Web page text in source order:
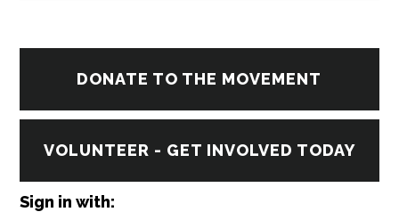
DONATE TO THE MOVEMENT
VOLUNTEER - GET INVOLVED TODAY
Sign in with: